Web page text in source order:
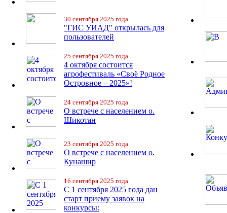
30 сентября 2025 года
"ГИС УИАД" открылась для
пользователей
25 сентября 2025 года
4 октября состоится
агрофестиваль «Своё Родное
Островное – 2025»!
24 сентября 2025 года
О встрече с населением о.
Шикотан
23 сентября 2025 года
О встрече с населением о.
Кунашир
16 сентября 2025 года
С 1 сентября 2025 года дан
старт приему заявок на
конкурсы: